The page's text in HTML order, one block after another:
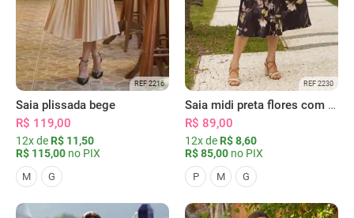
REF 2216
Saia plissada bege
R$ 119,00
12x de R$ 11,50
R$ 115,00 no PIX
M G
REF 2230
Saia midi preta flores com bolsos
R$ 89,00
12x de R$ 8,60
R$ 85,00 no PIX
P M G